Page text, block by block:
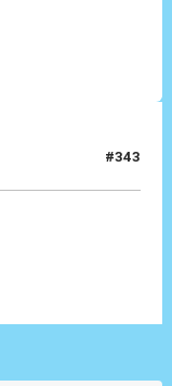
#343